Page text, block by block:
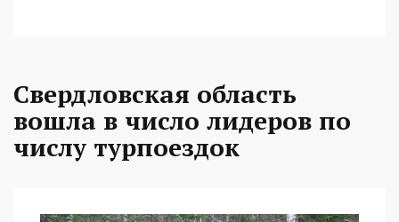
Свердловская область
вошла в число лидеров по
числу турпоездок